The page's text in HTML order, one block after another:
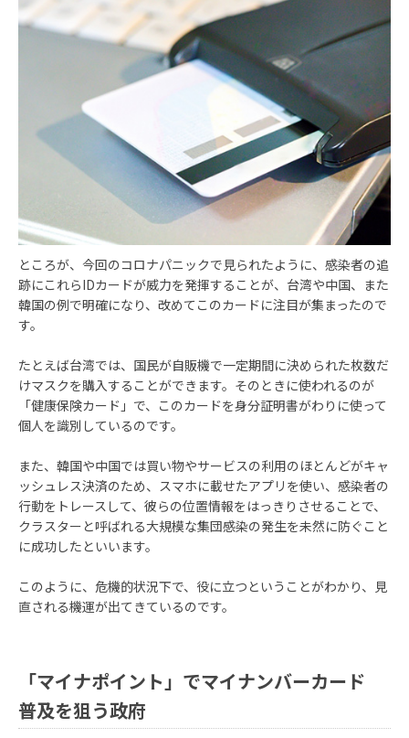
ところが、今回のコロナパニックで見られたように、感染者の追
跡にこれらIDカードが威力を発揮することが、台湾や中国、また
韓国の例で明確になり、改めてこのカードに注目が集まったので
す。
たとえば台湾では、国民が自販機で一定期間に決められた枚数だ
けマスクを購入することができます。そのときに使われるのが
「健康保険カード」で、このカードを身分証明書がわりに使って
個人を識別しているのです。
また、韓国や中国では買い物やサービスの利用のほとんどがキャ
ッシュレス決済のため、スマホに載せたアプリを使い、感染者の
行動をトレースして、彼らの位置情報をはっきりさせることで、
クラスターと呼ばれる大規模な集団感染の発生を未然に防ぐこと
に成功したといいます。
このように、危機的状況下で、役に立つということがわかり、見
直される機運が出てきているのです。
「マイナポイント」でマイナンバーカード
普及を狙う政府